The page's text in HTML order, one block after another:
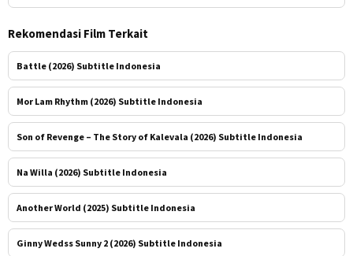
Rekomendasi Film Terkait
Battle (2026) Subtitle Indonesia
Mor Lam Rhythm (2026) Subtitle Indonesia
Son of Revenge – The Story of Kalevala (2026) Subtitle Indonesia
Na Willa (2026) Subtitle Indonesia
Another World (2025) Subtitle Indonesia
Ginny Wedss Sunny 2 (2026) Subtitle Indonesia